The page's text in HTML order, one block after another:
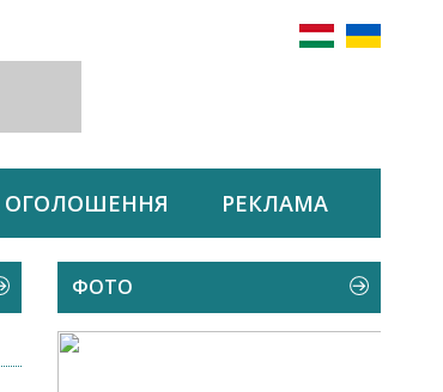
ОГОЛОШЕННЯ РЕКЛАМА
ФОТО